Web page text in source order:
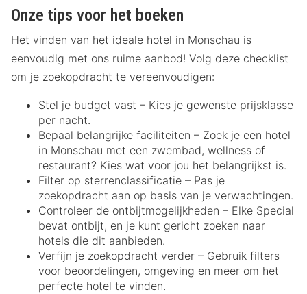
Onze tips voor het boeken
Het vinden van het ideale hotel in Monschau is
eenvoudig met ons ruime aanbod! Volg deze checklist
om je zoekopdracht te vereenvoudigen:
Stel je budget vast – Kies je gewenste prijsklasse
per nacht.
Bepaal belangrijke faciliteiten – Zoek je een hotel
in Monschau met een zwembad, wellness of
restaurant? Kies wat voor jou het belangrijkst is.
Filter op sterrenclassificatie – Pas je
zoekopdracht aan op basis van je verwachtingen.
Controleer de ontbijtmogelijkheden – Elke Special
bevat ontbijt, en je kunt gericht zoeken naar
hotels die dit aanbieden.
Verfijn je zoekopdracht verder – Gebruik filters
voor beoordelingen, omgeving en meer om het
perfecte hotel te vinden.